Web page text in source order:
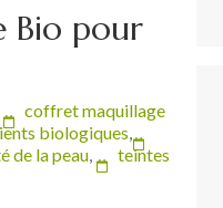
Bio pour
coffret maquillage
biologiques,
de la peau,
teintes